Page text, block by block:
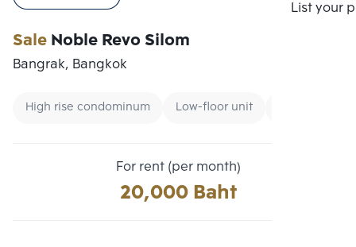
List your
SaleNoble Revo Silom
Bangrak, Bangkok
High rise condominum Low-floor unit
For rent (per month)
20,000 Baht